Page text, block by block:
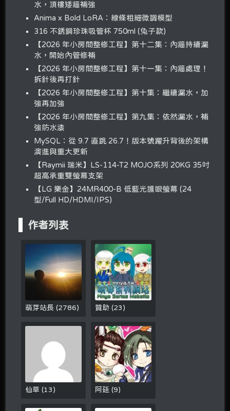
水，頂樓矮牆補強
Anima x Bold LoRA：線條粗細微調模型
316 不銹鋼珍珠吸管杯 750ml (兔子款)
【2026 年小房間整修工程】第十二集：內牆持續漏
水，開始內管修補
【2026 年小房間整修工程】第十一集：內牆處理！
拆針後再打針
【2026 年小房間整修工程】第十集：繼續漏水，加
強再加強
【2026 年小房間整修工程】第九集：依然漏水，補
強防水漆
MySQL：從 9.7 直跳 26.7！版本號躍升背後的架構
演進與重大更新
【Raymii 瑞米】LS-114-T2 MOJO系列 20KG 35吋
超高承重雙螢幕支架
【LG 樂金】24MR400-B 低藍光護眼螢幕 (24
型/Full HD/HDMI/IPS)
作者列表
萌芽站長(2786) 贊助(23 )
仙草(13 ) 阿廷(9)